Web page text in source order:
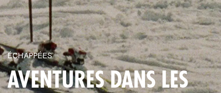
ÉCHAPPÉES
AVENTURES DANS LES